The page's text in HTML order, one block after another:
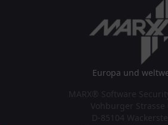
Europa und
MARX® Software
Vohburger Strasse
D-85104